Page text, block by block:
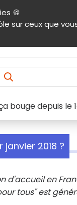
🍪
sur ceux que
principal
Produits &
bouge depuis le
2018 ?
d'accueil en
tous" est